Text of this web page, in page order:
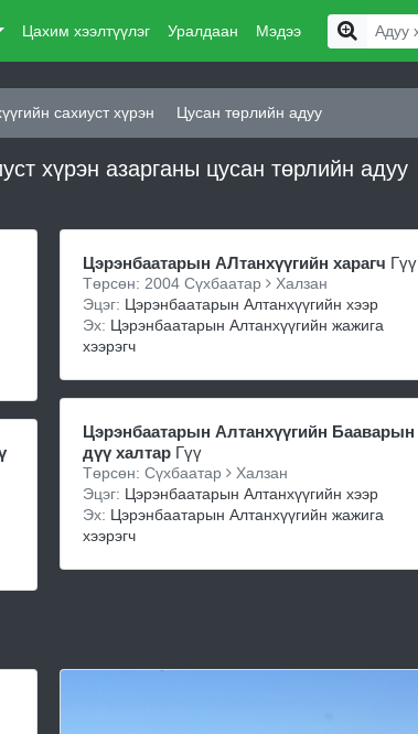
Цахим хээлтүүлэг Уралдаан Мэдээ
сахиуст хүрэн Цусан төрлийн адуу
хүрэн азарганы цусан төрлийн адуу
Цэрэнбаатарын АЛтанхүүгийн харагч Гүү
Төрсөн: 2004 Сүхбаатар Халзан
Эцэг: Цэрэнбаатарын Алтанхүүгийн хээр
Эх: Цэрэнбаатарын Алтанхүүгийн жажига
хээрэгч
Цэрэнбаатарын Алтанхүүгийн Бааварын
дүү халтарГүү
Төрсөн: Сүхбаатар Халзан
Эцэг: Цэрэнбаатарын Алтанхүүгийн хээр
Эх: Цэрэнбаатарын Алтанхүүгийн жажига
хээрэгч